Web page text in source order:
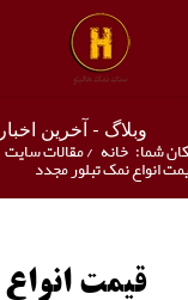
وبلاگ - آخرین اخبار
شما: خانه /مقالات سایت
انواع نمک تبلور مجدد
قیمت